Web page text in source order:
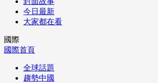
今日最新
大家都在看
國際
國際首頁
全球話題
趨勢中國